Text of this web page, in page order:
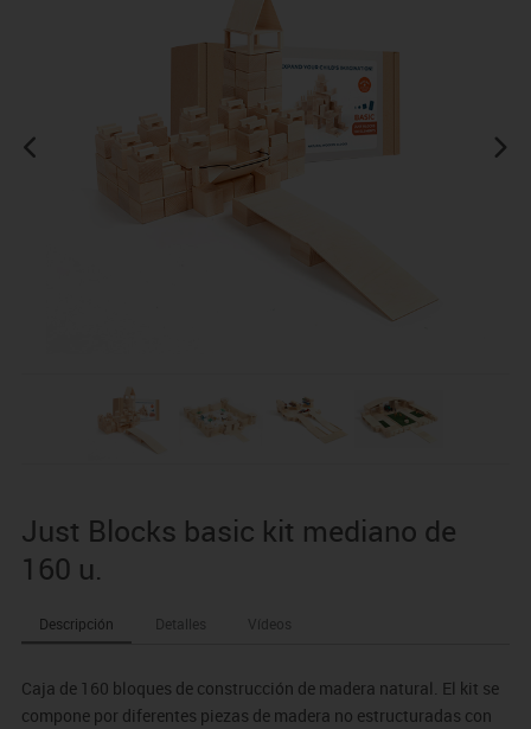
Just Blocks basic kit mediano de
160 u.
Descripción Detalles Vídeos
Caja de 160 bloques de construcción de madera natural. El kit se
compone por diferentes piezas de madera no estructuradas con